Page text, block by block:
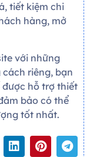
tiết kiệm chi
hàng, mở
với những
riêng, bạn
được hỗ trợ thiết
bảo có thể
tốt nhất.